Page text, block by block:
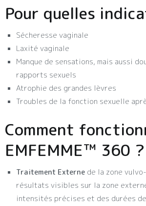
Pour quelles
Sécheresse vaginale
Laxité vaginale
Manque de sensations, mais aussi
rapports sexuels
Atrophie des grandes lèvres
Troubles de la fonction sexuelle
Comment
EMFEMME™ 360 ?
Traitement Externe de la zone
résultats visibles sur la zone
intensités précises et des durées